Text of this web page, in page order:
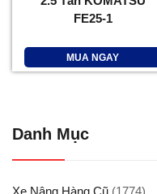
FE25-1
MUA NGAY
Danh Mục
Xe Nâng Hàng Cũ (1774)